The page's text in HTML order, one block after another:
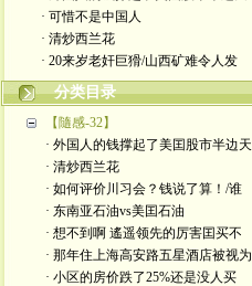
· 可惜不是中国人
· 清炒西兰花
· 20来岁老奸巨猾/山西矿难令人发
分类目录
【隨感-32】
· 外国人的钱撑起了美囯股市半边天
· 清炒西兰花
· 如何评价川习会？钱说了算！/谁
· 东南亚石油vs美囯石油
· 想不到啊 遙遥领先的厉害囯买不
· 那年住上海高安路五星酒店被视为
· 小区的房价跌了25%还是没人买